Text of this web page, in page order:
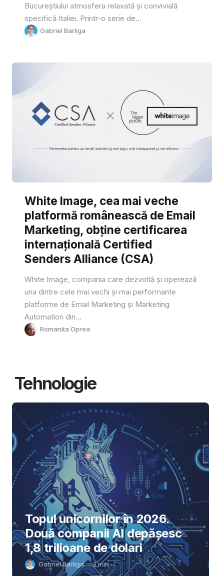
Bucureștiului atmosfera relaxată și convivială
specifică Italiei. Printr-o serie de...
Gabriel Barliga
White Image, cea mai veche
platformă românească de Email
Marketing, obține certificarea
internațională Certified
Senders Alliance (CSA)
White Image, compania care dezvoltă și operează
una dintre cele mai vechi și mai performante
platforme de Email Marketing și Marketing
Automation din...
Romanita Oprea
Tehnologie
Topul unicornilor în 2026.
Două companii AI depășesc
1,8 trilioane de dolari
Gabriel Barliga 3min